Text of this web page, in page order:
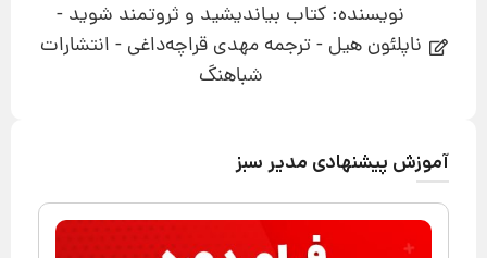
نویسنده: کتاب بیاندیشید و ثروتمند شوید -
ناپلئون هیل - ترجمه مهدی قراچه‌داغی - انتشارات
شباهنگ
آموزش پیشنهادی مدیر سبز